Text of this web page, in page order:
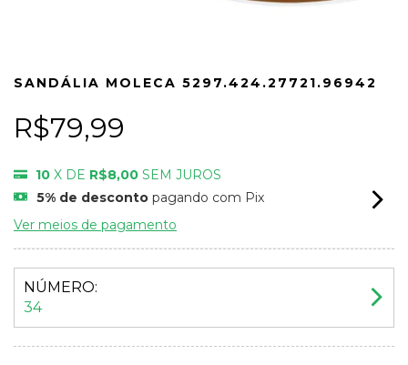
SANDÁLIA MOLECA 5297.424.27721.96942
R$79,99
10 X DE R$8,00 SEM JUROS
5% de desconto pagando com Pix
Ver meios de pagamento
NÚMERO:
34